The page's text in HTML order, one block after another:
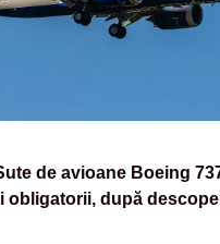
de avioane Boeing
obligatorii, după